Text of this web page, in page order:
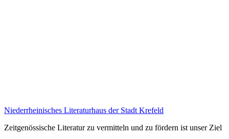
Niederrheinisches Literaturhaus der Stadt Krefeld
Zeitgenössische Literatur zu vermitteln und zu fördern ist unser Ziel